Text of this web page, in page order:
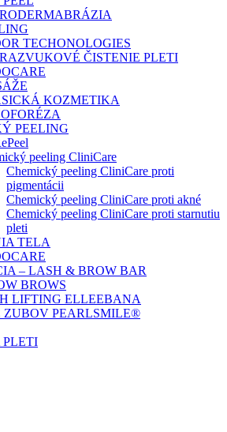
TECHONOLOGIES
ČISTENIE PLETI
KOZMETIKA
PEELING
peeling CliniCare
Chemický peeling CliniCare proti
pigmentácii
Chemický peeling CliniCare proti akné
Chemický peeling CliniCare proti starnutiu
pleti
TELA
– LASH & BROW BAR
BROWS
LIFTING ELLEEBANA
ZUBOV PEARLSMILE®